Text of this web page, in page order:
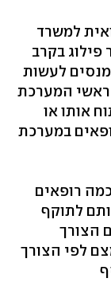
למשרד
בקרב
לעשות
ראשי המערכת
אותו או
במערכת
רופאים
לתוקף
הצורך
לפי הצורך